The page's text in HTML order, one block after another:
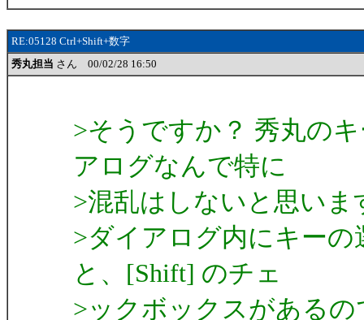
RE:05128 Ctrl+Shift+数字
秀丸担当 さん 00/02/28 16:50
>そうですか？ 秀丸の
アログなんで特に
>混乱はしないと思いま
>ダイアログ内にキー
と、[Shift] のチェ
>ックボックスがある